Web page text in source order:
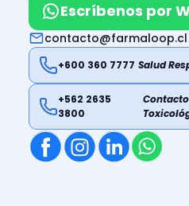
Escríbenos por
contacto@farmaloop.cl
+600 360 7777 Salud
+562 2635
3800
Contacto